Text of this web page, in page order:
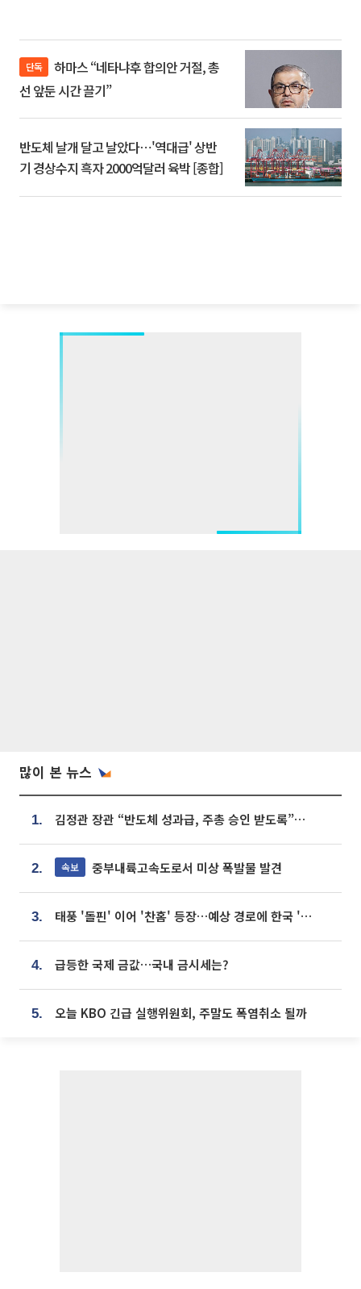
단독
선 앞둔 시간 끌기”
반도체 날개 달고 날았다⋯'역대급' 상반
기 경상수지 흑자 2000억달러 육박 [종합]
많이 본 뉴스
1. 김정관 장관 “반도체 성과급, 주총 승인 받도록”…상법·자본시장법 개정 시사
2. 속보 중부내륙고속도로서 미상 폭발물 발견
3. 태풍 '돌핀' 이어 '찬홈' 등장…예상 경로에 한국 '한숨'
4. 급등한 국제 금값…국내 금시세는?
5. 오늘 KBO 긴급 실행위원회, 주말도 폭염취소 될까